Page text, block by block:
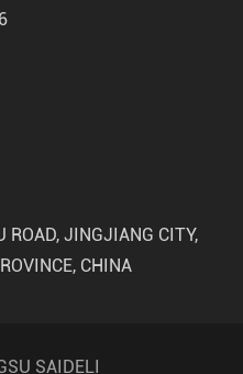
ROAD, JINGJIANG CITY,
CHINA
SAIDELI